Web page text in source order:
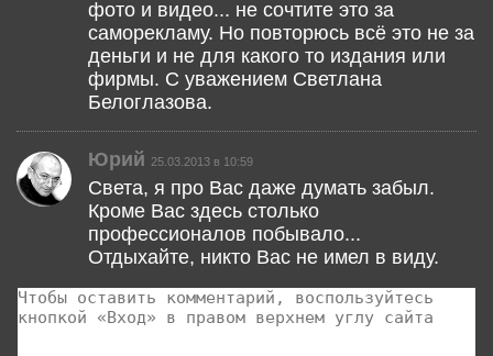
фото и видео... не сочтите это за
саморекламу. Но повторюсь всё это не за
деньги и не для какого то издания или
фирмы. С уважением Светлана
Белоглазова.
Юрий 25.03.2013 в 10:59
Света, я про Вас даже думать забыл.
Кроме Вас здесь столько
профессионалов побывало...
Отдыхайте, никто Вас не имел в виду.